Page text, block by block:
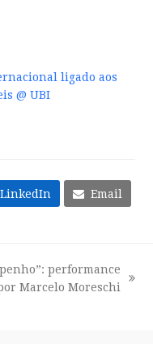
ligado aos
@ UBI
LinkedIn Email
performance
Marcelo Moreschi